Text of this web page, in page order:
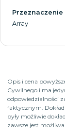
Przeznaczenie
Array
Opis i cena
Cywilnego i ma
odpowiedzialności
faktycznym.
były możliwie
zawsze jest